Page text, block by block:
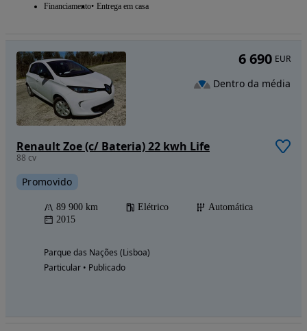
Financiamento Entrega em casa
Renault Zoe (c/ Bateria) 22 kwh Life
88 cv
Promovido
89 900 km Elétrico
Automática
2015
Parque das Nações (Lisboa)
Particular • Publicado
6 690 EUR
Dentro da média